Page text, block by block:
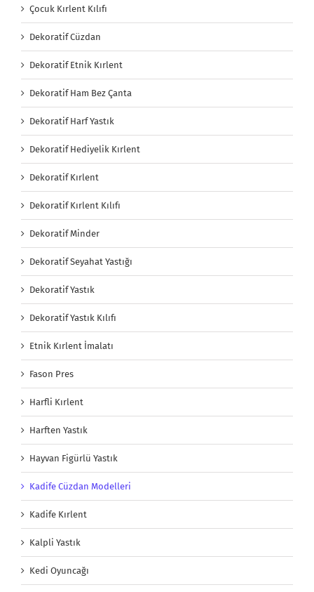
Çocuk Kırlent Kılıfı
Dekoratif Cüzdan
Dekoratif Etnik Kırlent
Dekoratif Ham Bez Çanta
Dekoratif Harf Yastık
Dekoratif Hediyelik Kırlent
Dekoratif Kırlent
Dekoratif Kırlent Kılıfı
Dekoratif Minder
Dekoratif Seyahat Yastığı
Dekoratif Yastık
Dekoratif Yastık Kılıfı
Etnik Kırlent İmalatı
Fason Pres
Harfli Kırlent
Harften Yastık
Hayvan Figürlü Yastık
Kadife Cüzdan Modelleri
Kadife Kırlent
Kalpli Yastık
Kedi Oyuncağı